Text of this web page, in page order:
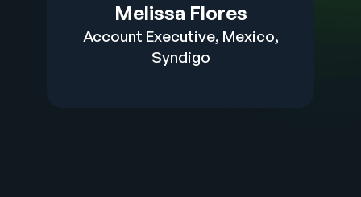
Melissa Flores​
Account Executive, Mexico,
Syndigo​